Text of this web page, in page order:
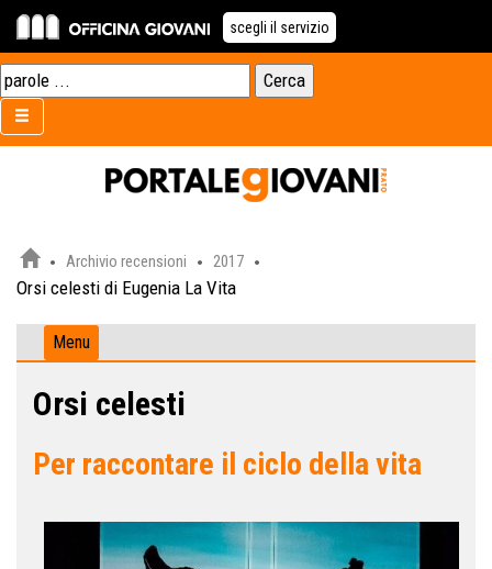
scegli il servizio
Archivio recensioni 2017
Orsi celesti di Eugenia La Vita
Menu
Orsi celesti
Per raccontare il ciclo della vita